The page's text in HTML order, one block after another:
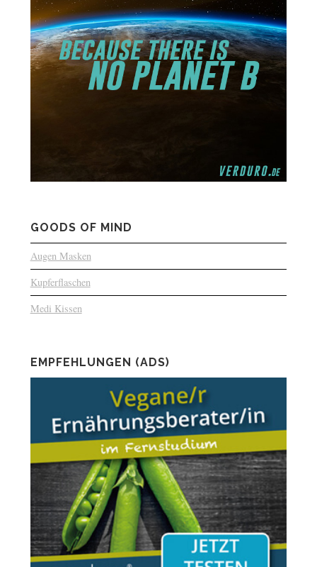
GOODS OF MIND
Augen Masken
Kupferflaschen
Medi Kissen
EMPFEHLUNGEN (ADS)